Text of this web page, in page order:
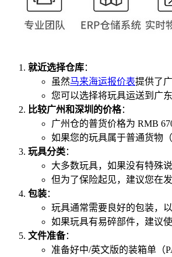
就近选择仓库：
虽然马来海运报价表提供了
您可以选择将玩具运送到广
比较广州和深圳的价格：
广州仓的普货价格为 RMB
如果您的玩具属于普通货物
玩具分类：
大多数玩具，如果没有特殊
但为了保险起见，建议您在
包装：
玩具通常需要良好的包装，
如果玩具有易碎部件，建议
文件准备：
准备好中/英文版的装箱单（